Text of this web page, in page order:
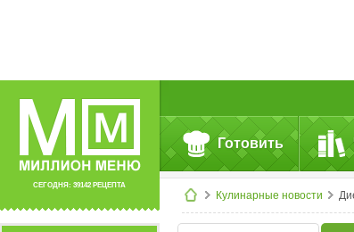
СЕГОДНЯ: 39142 РЕЦЕПТА
Готовить
Кулинарные новости